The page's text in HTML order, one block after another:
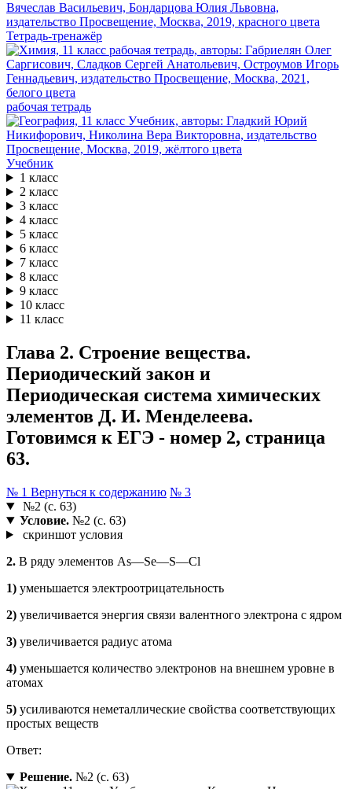
Тетрадь-тренажёр
рабочая тетрадь
Учебник
1 класс
2 класс
3 класс
4 класс
5 класс
6 класс
7 класс
8 класс
9 класс
10 класс
11 класс
Глава 2. Строение вещества.
Периодический закон и
Периодическая система химических
элементов Д. И. Менделеева.
Готовимся к ЕГЭ - номер 2, страница
63.
№ 1 Вернуться к содержанию № 3
№2 (с. 63)
Условие.№2 (с. 63)
скриншот условия
2. В ряду элементов As—Se—S—Cl
1) уменьшается электроотрицательность
2) увеличивается энергия связи валентного электрона с ядром
3) увеличивается радиус атома
4) уменьшается количество электронов на внешнем уровне в
атомах
5) усиливаются неметаллические свойства соответствующих
простых веществ
Ответ:
Решение.№2 (с. 63)